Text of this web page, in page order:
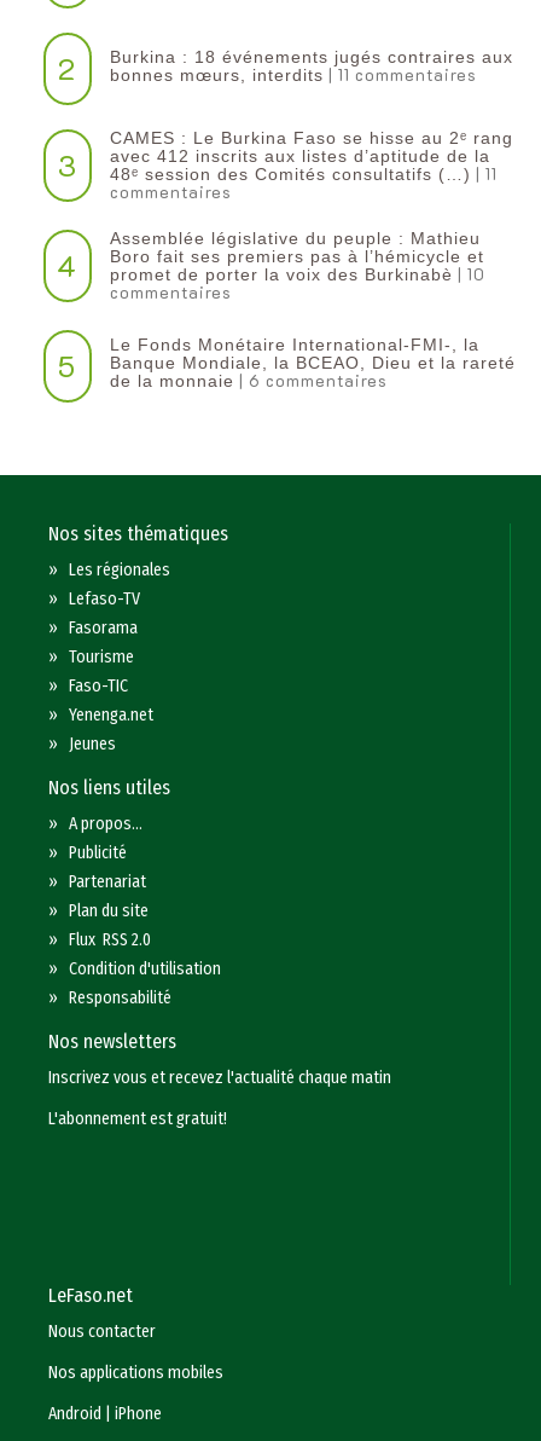
2
Burkina : 18 événements jugés contraires aux
bonnes mœurs, interdits | 11 commentaires
3
CAMES : Le Burkina Faso se hisse au 2ᵉ rang
avec 412 inscrits aux listes d’aptitude de la
48ᵉ session des Comités consultatifs (…) | 11
commentaires
4
Assemblée législative du peuple : Mathieu
Boro fait ses premiers pas à l’hémicycle et
promet de porter la voix des Burkinabè | 10
commentaires
5
Le Fonds Monétaire International-FMI-, la
Banque Mondiale, la BCEAO, Dieu et la rareté
de la monnaie | 6 commentaires
Nos sites thématiques
»Les régionales
»Lefaso-TV
»Fasorama
»Tourisme
»Faso-TIC
»Yenenga.net
» Jeunes
Nos liens utiles
»A propos...
»Publicité
»Partenariat
»Plan du site
»Flux RSS 2.0
»Condition d'utilisation
»Responsabilité
Nos newsletters
Inscrivez vous et recevez l'actualité chaque matin
L'abonnement est gratuit!
LeFaso.net
Nous contacter
Nos applications mobiles
Android
|iPhone